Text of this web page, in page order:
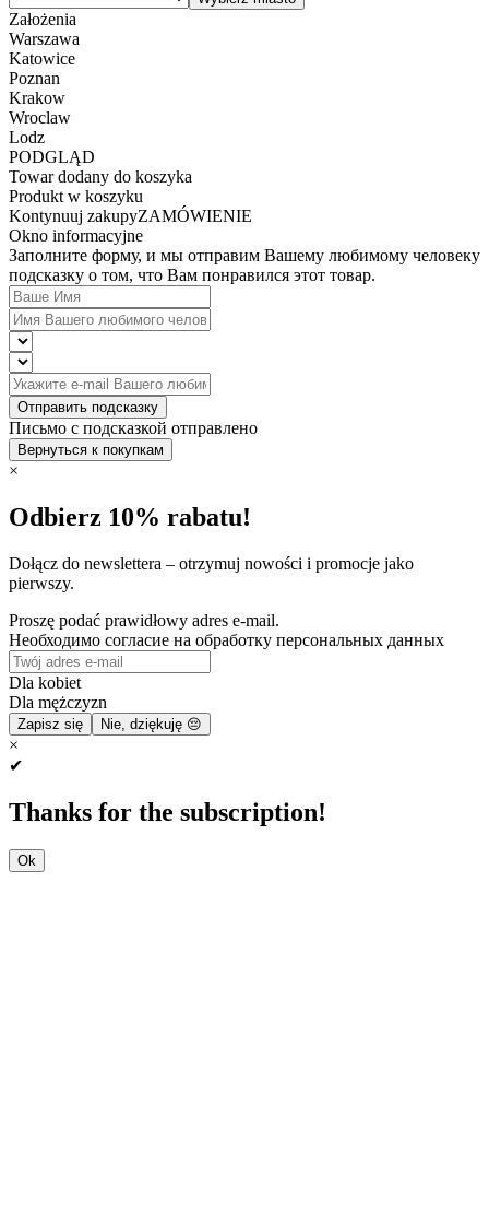
Założenia
Warszawa
Katowice
Poznan
Krakow
Wroclaw
Lodz
PODGLĄD
Towar dodany do koszyka
Produkt w koszyku
Kontynuuj zakupyZAMÓWIENIE
Okno informacyjne
Заполните форму, и мы отправим Вашему любимому человеку
подсказку о том, что Вам понравился этот товар.
Отправить подсказку
Письмо с подсказкой отправлено
Вернуться к покупкам
×
Odbierz 10% rabatu!
Dołącz do newslettera – otrzymuj nowości i promocje jako
pierwszy.
Proszę podać prawidłowy adres e-mail.
Необходимо согласие на обработку персональных данных
Dla kobiet
Dla mężczyzn
Zapisz się Nie, dziękuję 😔
×
✔
Thanks for the subscription!
Ok